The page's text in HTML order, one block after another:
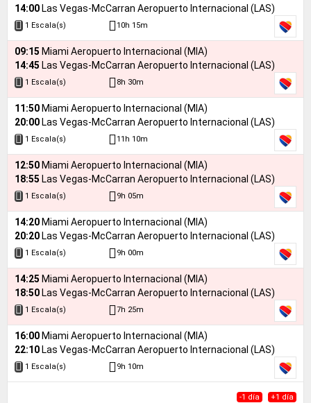
14:00 Las Vegas-McCarran Aeropuerto Internacional (LAS)
1 Escala(s) 10h 15m
09:15 Miami Aeropuerto Internacional (MIA)
14:45 Las Vegas-McCarran Aeropuerto Internacional (LAS)
1 Escala(s) 8h 30m
11:50 Miami Aeropuerto Internacional (MIA)
20:00 Las Vegas-McCarran Aeropuerto Internacional (LAS)
1 Escala(s) 11h 10m
12:50 Miami Aeropuerto Internacional (MIA)
18:55 Las Vegas-McCarran Aeropuerto Internacional (LAS)
1 Escala(s) 9h 05m
14:20 Miami Aeropuerto Internacional (MIA)
20:20 Las Vegas-McCarran Aeropuerto Internacional (LAS)
1 Escala(s) 9h 00m
14:25 Miami Aeropuerto Internacional (MIA)
18:50 Las Vegas-McCarran Aeropuerto Internacional (LAS)
1 Escala(s) 7h 25m
16:00 Miami Aeropuerto Internacional (MIA)
22:10 Las Vegas-McCarran Aeropuerto Internacional (LAS)
1 Escala(s) 9h 10m
-1 día +1 día